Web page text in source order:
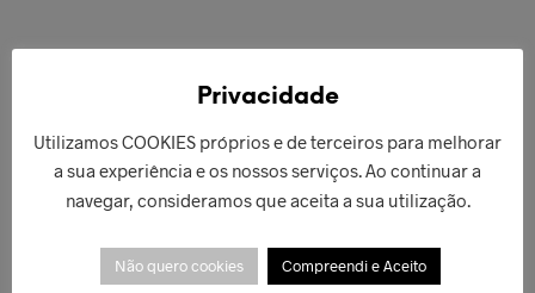
PRODUTOS RELACIONADOSPrivacidade
Utilizamos COOKIES próprios e de terceiros para melhorar
a sua experiência e os nossos serviços. Ao continuar a
navegar, consideramos que aceita a sua utilização.
Não quero cookies Compreendi e Aceito